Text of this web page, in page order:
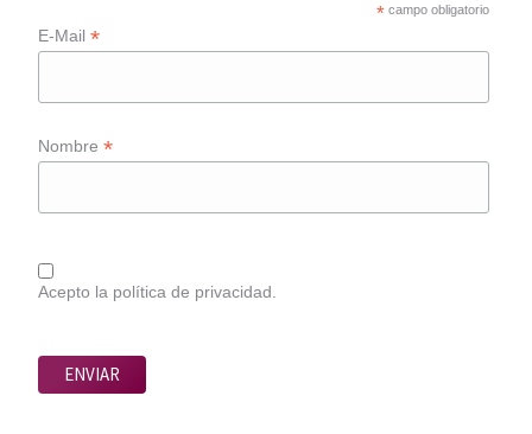
* campo obligatorio
E-Mail*
Nombre*
Acepto la política de privacidad.